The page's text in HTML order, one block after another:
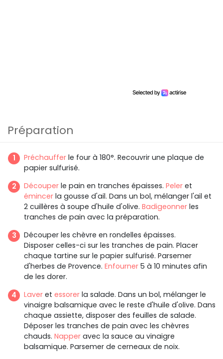
Préparation
Préchauffer le four à 180°. Recouvrir une plaque de
papier sulfurisé.
Découper le pain en tranches épaisses. Peler et
émincer la gousse d'ail. Dans un bol, mélanger l'ail et
2 cuillères à soupe d'huile d'olive. Badigeonner les
tranches de pain avec la préparation.
Découper les chèvre en rondelles épaisses.
Disposer celles-ci sur les tranches de pain. Placer
chaque tartine sur le papier sulfurisé. Parsemer
d'herbes de Provence. Enfourner 5 à 10 minutes afin
de les dorer.
Laver et essorer la salade. Dans un bol, mélanger le
vinaigre balsamique avec le reste d'huile d'olive. Dans
chaque assiette, disposer des feuilles de salade.
Déposer les tranches de pain avec les chèvres
chauds. Napper avec la sauce au vinaigre
balsamique. Parsemer de cerneaux de noix.